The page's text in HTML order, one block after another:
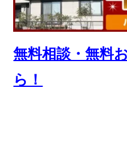
無料相談・無料
ら！